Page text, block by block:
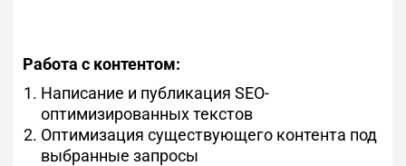
Работа с контентом:
Написание и публикация SEO-
оптимизированных текстов
Оптимизация существующего контента под
выбранные запросы